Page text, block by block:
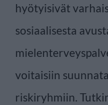
hyötyisivät
sosiaalisesta
voitaisiin
riskiryhmiin.